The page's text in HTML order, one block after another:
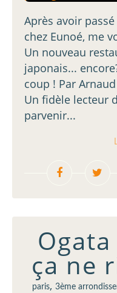
Après avoir
chez Eunoé, me
Un nouveau
japonais...
coup ! Par
Un fidèle lecteur
parvenir...
ça ne
paris, 3ème